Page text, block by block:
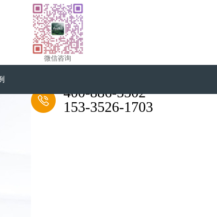
微信咨询
400-886-5502
153-3526-1703